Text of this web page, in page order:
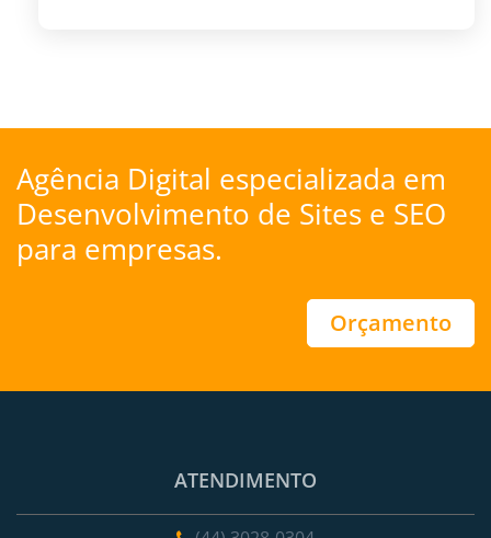
Agência Digital especializada em
Desenvolvimento de Sites e SEO
para empresas.
Orçamento
ATENDIMENTO